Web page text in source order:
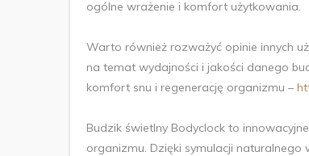
ogólne wrażenie i komfort użytkowania.
Warto również rozważyć opinie innych
na temat wydajności i jakości danego
komfort snu i regenerację organizmu –
Budzik świetlny Bodyclock to
organizmu. Dzięki symulacji naturalnego